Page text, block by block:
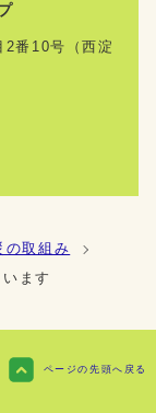
番10号（西淀
の取組み
ます
ページの先頭へ戻る